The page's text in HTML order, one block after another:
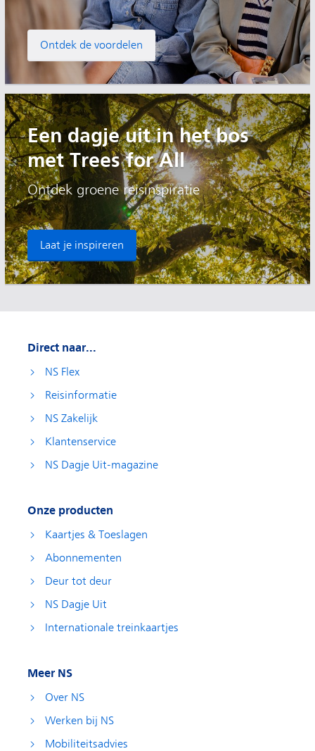
Ontdek de voordelen
Een dagje uit in het bos
met Trees for All
Ontdek groene reisinspiratie
Laat je inspireren
Direct naar...
NS Flex
Reisinformatie
NS Zakelijk
Klantenservice
NS Dagje Uit-magazine
Onze producten
Kaartjes & Toeslagen
Abonnementen
Deur tot deur
NS Dagje Uit
Internationale treinkaartjes
Meer NS
Over NS
Werken bij NS
Mobiliteitsadvies